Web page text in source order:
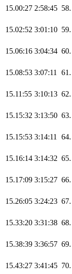
15.00:27 2:58:45 58.
15.02:52 3:01:10 59.
15.06:16 3:04:34 60.
15.08:53 3:07:11 61.
15.11:55 3:10:13 62.
15.15:32 3:13:50 63.
15.15:53 3:14:11 64.
15.16:14 3:14:32 65.
15.17:09 3:15:27 66.
15.26:05 3:24:23 67.
15.33:20 3:31:38 68.
15.38:39 3:36:57 69.
15.43:27 3:41:45 70.